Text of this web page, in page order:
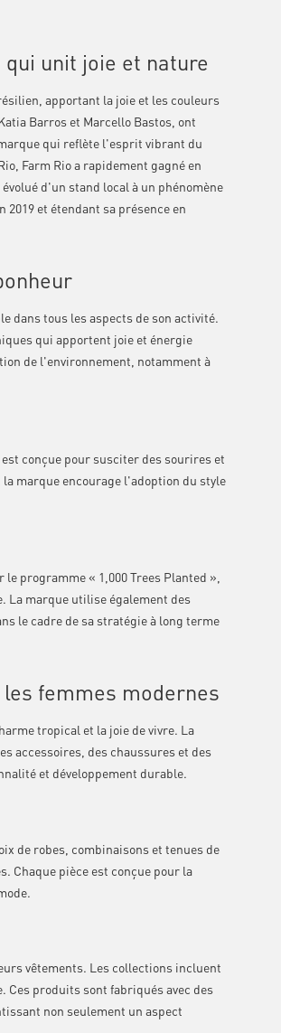
unit joie et nature
apportant la joie et les couleurs
Barros et Marcello Bastos, ont
qui reflète l'esprit vibrant du
Farm Rio a rapidement gagné en
d'un stand local à un phénomène
et étendant sa présence en
dans tous les aspects de son activité.
qui apportent joie et énergie
de l'environnement, notamment à
conçue pour susciter des sourires et
marque encourage l'adoption du style
programme « 1,000 Trees Planted »,
La marque utilise également des
le cadre de sa stratégie à long terme
femmes modernes
tropical et la joie de vivre. La
accessoires, des chaussures et des
et développement durable.
de robes, combinaisons et tenues de
Chaque pièce est conçue pour la
vêtements. Les collections incluent
Ces produits sont fabriqués avec des
non seulement un aspect